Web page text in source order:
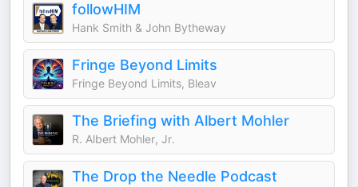
followHIM
Hank Smith & John Bytheway
Fringe Beyond Limits
Fringe Beyond Limits, Bleav
The Briefing with Albert Mohler
R. Albert Mohler, Jr.
The Drop the Needle Podcast